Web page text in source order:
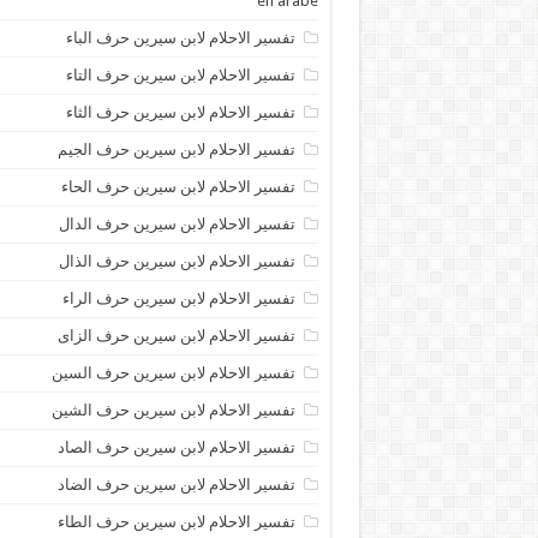
تفسير الاحلام لابن سيرين حرف الباء
تفسير الاحلام لابن سيرين حرف التاء
تفسير الاحلام لابن سيرين حرف الثاء
تفسير الاحلام لابن سيرين حرف الجيم
تفسير الاحلام لابن سيرين حرف الحاء
تفسير الاحلام لابن سيرين حرف الدال
تفسير الاحلام لابن سيرين حرف الذال
تفسير الاحلام لابن سيرين حرف الراء
تفسير الاحلام لابن سيرين حرف الزاى
تفسير الاحلام لابن سيرين حرف السين
تفسير الاحلام لابن سيرين حرف الشين
تفسير الاحلام لابن سيرين حرف الصاد
تفسير الاحلام لابن سيرين حرف الضاد
تفسير الاحلام لابن سيرين حرف الطاء